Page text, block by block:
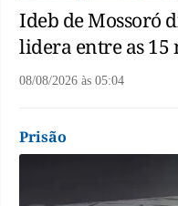
Ideb de Mossoró
lidera entre as 15
08/08/2026 às 05:04
Prisão